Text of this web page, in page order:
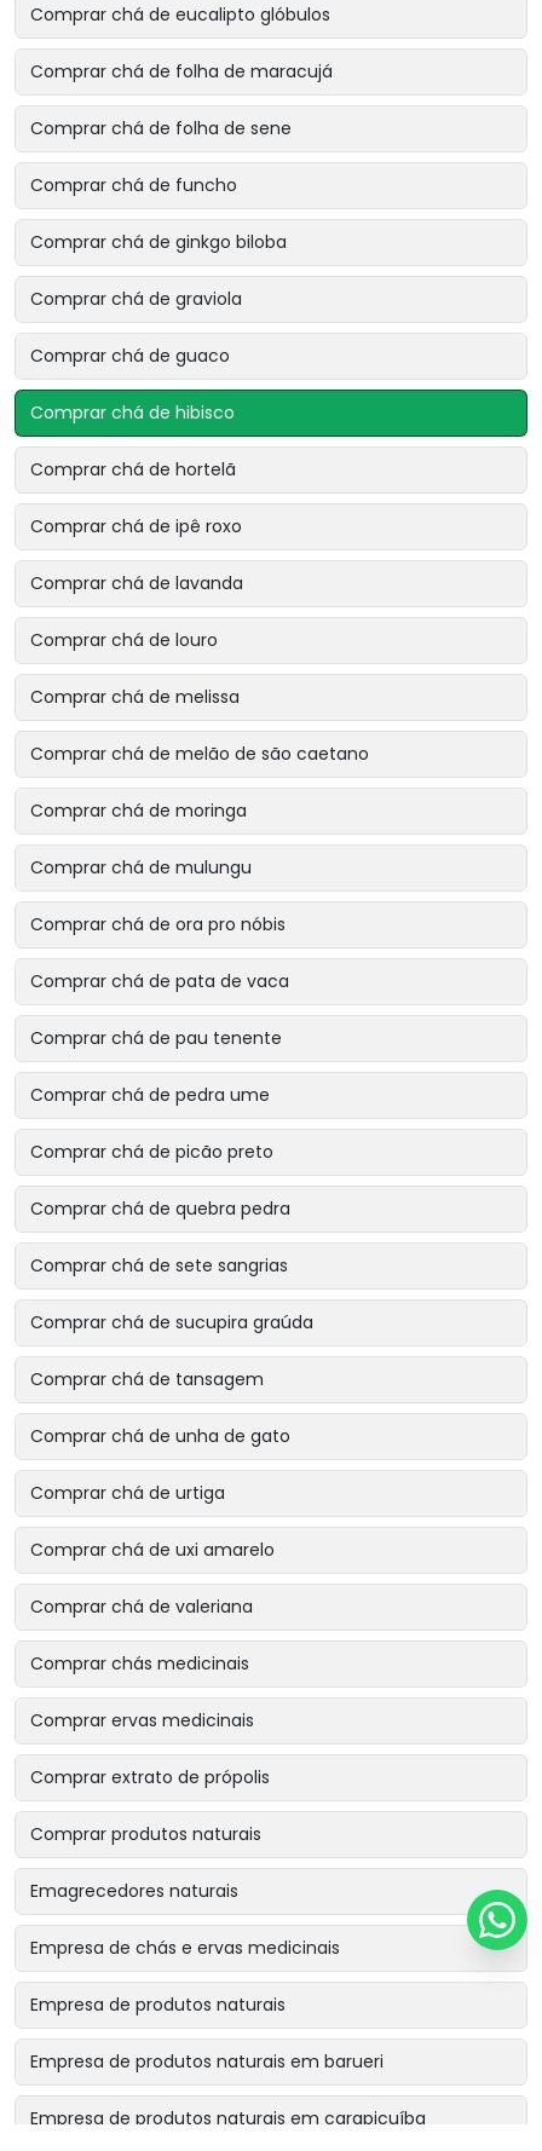
Comprar chá de eucalipto glóbulos
Comprar chá de folha de maracujá
Comprar chá de folha de sene
Comprar chá de funcho
Comprar chá de ginkgo biloba
Comprar chá de graviola
Comprar chá de guaco
Comprar chá de hibisco
Comprar chá de hortelã
Comprar chá de ipê roxo
Comprar chá de lavanda
Comprar chá de louro
Comprar chá de melissa
Comprar chá de melão de são caetano
Comprar chá de moringa
Comprar chá de mulungu
Comprar chá de ora pro nóbis
Comprar chá de pata de vaca
Comprar chá de pau tenente
Comprar chá de pedra ume
Comprar chá de picão preto
Comprar chá de quebra pedra
Comprar chá de sete sangrias
Comprar chá de sucupira graúda
Comprar chá de tansagem
Comprar chá de unha de gato
Comprar chá de urtiga
Comprar chá de uxi amarelo
Comprar chá de valeriana
Comprar chás medicinais
Comprar ervas medicinais
Comprar extrato de própolis
Comprar produtos naturais
Emagrecedores naturais
Empresa de chás e ervas medicinais
Empresa de produtos naturais
Empresa de produtos naturais em barueri
Empresa de produtos naturais em carapicuíba